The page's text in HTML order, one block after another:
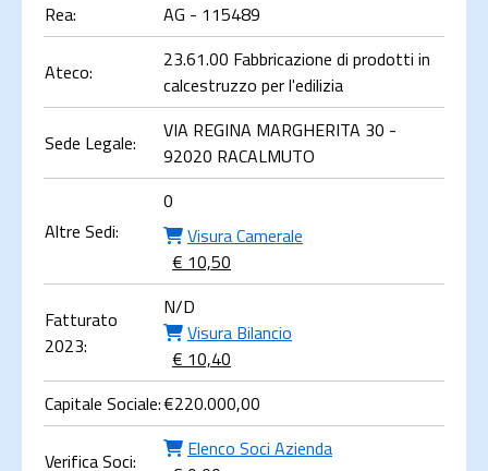
Rea:
AG - 115489
Ateco:
23.61.00 Fabbricazione di prodotti in
calcestruzzo per l'edilizia
Sede Legale:
VIA REGINA MARGHERITA 30 -
92020 RACALMUTO
Altre Sedi:
0
Visura Camerale
€ 10,50
Fatturato
2023:
N/D
Visura Bilancio
€ 10,40
Capitale Sociale:€220.000,00
Verifica Soci:
Elenco Soci Azienda